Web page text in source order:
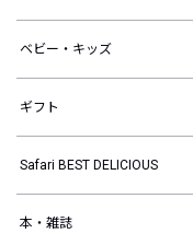
ベビー・キッズ
ギフト
Safari BEST DELICIOUS
本・雑誌